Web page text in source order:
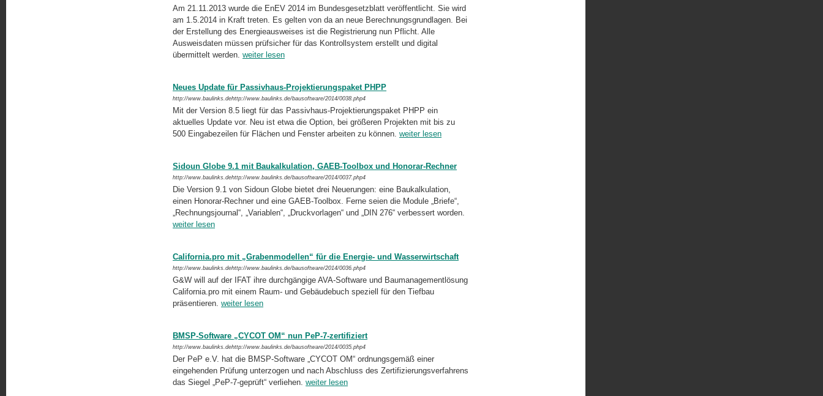
Am 21.11.2013 wurde die EnEV 2014 im Bundesgesetzblatt veröffent­licht. Sie wird
am 1.5.2014 in Kraft treten. Es gelten von da an neue Berech­nungsgrundlagen. Bei
der Erstellung des Energieausweises ist die Regis­trierung nun Pflicht. Alle
Ausweisdaten müssen prüfsicher für das Kontroll­system erstellt und digital
übermittelt werden. weiter lesen
Neues Update für Passivhaus-Projektierungspaket PHPP
http://www.baulinks.dehttp://www.baulinks.de/bausoftware/2014/0038.php4
Mit der Version 8.5 liegt für das Passivhaus-Projektierungspaket PHPP ein
aktuelles Update vor. Neu ist etwa die Option, bei größeren Projek­ten mit bis zu
500 Eingabezeilen für Flächen und Fenster arbeiten zu können. weiter lesen
Sidoun Globe 9.1 mit Baukalkulation, GAEB-Toolbox und Honorar-Rechner
http://www.baulinks.dehttp://www.baulinks.de/bausoftware/2014/0037.php4
Die Version 9.1 von Sidoun Globe bietet drei Neuerungen: eine Baukal­kula­tion,
einen Honorar-Rechner und eine GAEB-Toolbox. Ferne seien die Mo­dule „Briefe“,
„Rechnungsjournal“, „Variablen“, „Druckvorlagen“ und „DIN 276“ verbessert worden.
weiter lesen
California.pro mit „Grabenmodellen“ für die Energie- und Wasserwirtschaft
http://www.baulinks.dehttp://www.baulinks.de/bausoftware/2014/0036.php4
G&W will auf der IFAT ihre durchgängige AVA-Software und Baumana­ge­mentlösung
California.pro mit einem Raum- und Gebäudebuch speziell für den Tiefbau
präsentieren. weiter lesen
BMSP-Software „CYCOT OM“ nun PeP-7-zertifiziert
http://www.baulinks.dehttp://www.baulinks.de/bausoftware/2014/0035.php4
Der PeP e.V. hat die BMSP-Software „CYCOT OM“ ordnungsgemäß einer
eingehenden Prüfung unterzogen und nach Abschluss des Zertifizie­rungs­verfahrens
das Siegel „PeP-7-geprüft“ verliehen. weiter lesen